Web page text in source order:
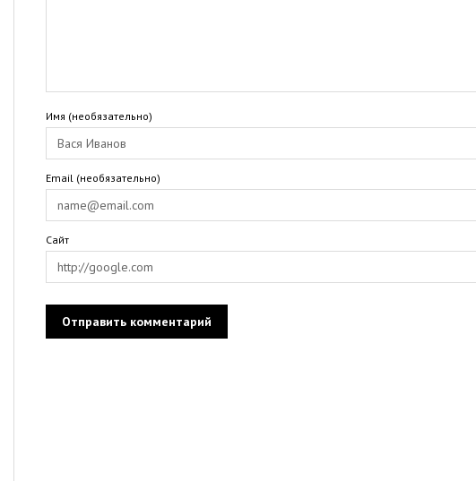
Имя (необязательно)
Email (необязательно)
Сайт